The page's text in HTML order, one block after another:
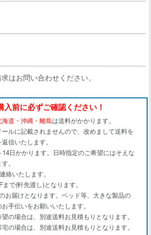
はお問い合わせください。
入前に必ずご確認ください！
海道・沖縄・離島は送料がかかります。
ルに記載されませんので、改めまして送料を
信いたします。
14日かかります。日時指定のご希望にはそえな
。
絡いたします。
で(軒先渡し)となります。
お届けとなります。ベッド等、大きな製品の
手伝いをお願いいたします。
の場合は、別途送料お見積もりとなります。
の場合は、別途送料お見積もりとなります。